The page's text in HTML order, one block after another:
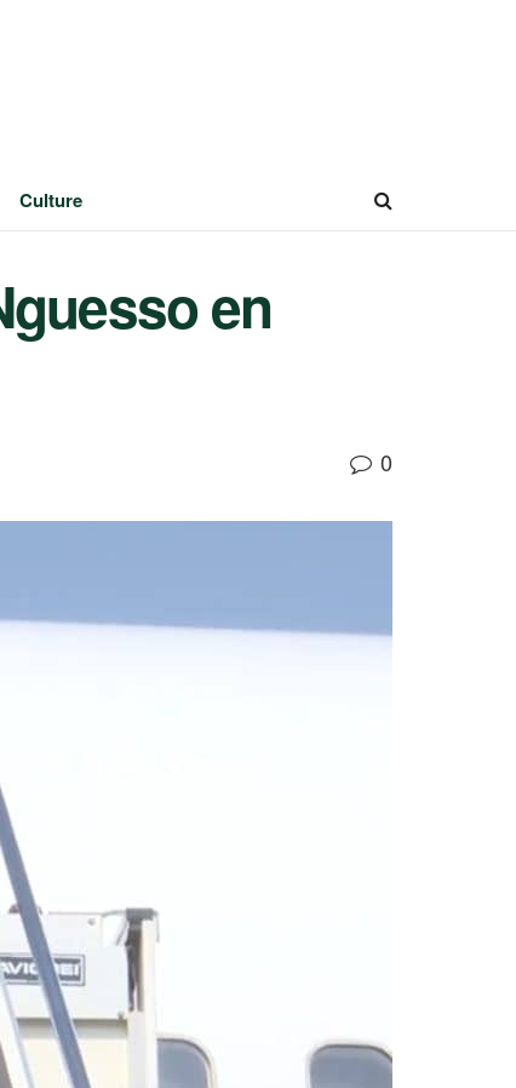
Culture
en
0